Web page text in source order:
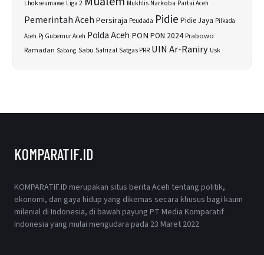
Lhokseumawe Liga 2 Mukhlis Narkoba Partai Aceh
Pemerintah AcehPersiraja Peudada Pidie Pidie Jaya Pilkada
Aceh Pj Gubernur Aceh Polda Aceh PON PON 2024Prabowo
Ramadan Sabang Sabu Safrizal Satgas PRR UIN Ar-Raniry Usk
KOMPARATIF.ID
KOMPARATIF.ID merupakan situs berita Aceh tentang politik,
ekonomi, dan gaya hidup yang dikemas secara khusus bagi kaum
milenial di Indonesia, di bawah payung PT Media Komparatif
Indonesia yang mulai mengudara pada 23 Maret 2022